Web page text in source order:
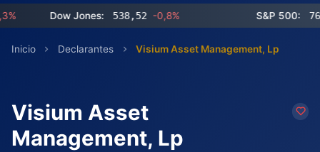
Dow Jones: 538,52 -0,8% S&P 500:
Inicio Declarantes Visium Asset Management, Lp
Visium Asset
Management, Lp